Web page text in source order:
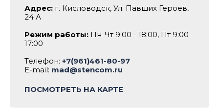
Адрес: г. Кисловодск, Ул. Павших Героев,
24 А
Режим работы: Пн-Чт 9:00 - 18:00, Пт 9:00 -
17:00
Телефон: +7(961)461-80-97
E-mail: mad@stencom.ru
ПОСМОТРЕТЬ НА КАРТЕ